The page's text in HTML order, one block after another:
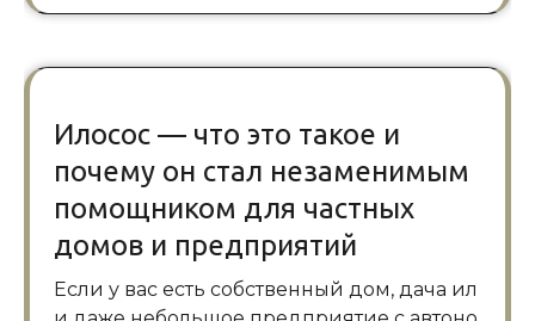
Илосос — что это такое и
почему он стал незаменимым
помощником для частных
домов и предприятий
Если у вас есть собственный дом, дача ил